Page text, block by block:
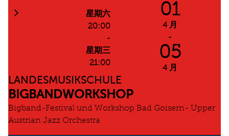
星期六
20:00
-
星期三
21:00
01
4 月
-
05
4 月
LANDESMUSIKSCHULE
BIGBANDWORKSHOP
Bigband-Festival und Workshop Bad Goisern- Upper
Austrian Jazz Orchestra